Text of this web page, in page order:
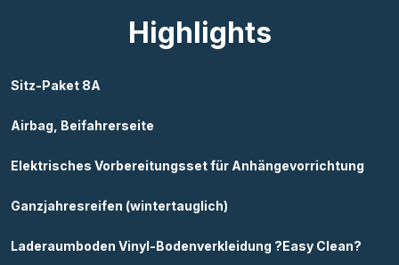
Highlights
Sitz-Paket 8A
Airbag, Beifahrerseite
Elektrisches Vorbereitungsset für Anhängevorrichtung
Ganzjahresreifen (wintertauglich)
Laderaumboden Vinyl-Bodenverkleidung ?Easy Clean?